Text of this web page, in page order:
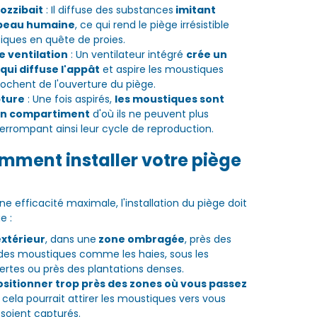
: Il diffuse des substances imitant
humaine, ce qui rend le piège irrésistible
en quête de proies.
ventilation : Un ventilateur intégré crée un
diffuse l'appât et aspire les moustiques
de l'ouverture du piège.
: Une fois aspirés, les moustiques sont
compartiment d'où ils ne peuvent plus
ainsi leur cycle de reproduction.
installer votre piège
efficacité maximale, l'installation du piège doit
:
, dans une zone ombragée, près des
moustiques comme les haies, sous les
ou près des plantations denses.
trop près des zones où vous passez
cela pourrait attirer les moustiques vers vous
capturés.